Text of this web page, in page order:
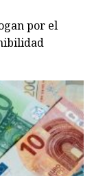
por el